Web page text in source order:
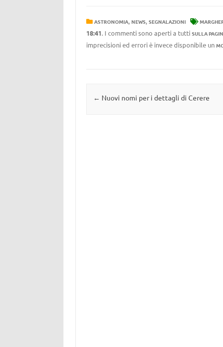
ASTRONOMIA, NEWS, SEGNALAZIONI
18:41. I commenti sono aperti a tutti SULLA
imprecisioni ed errori è invece disponibile un
Navigazione articolo
← Nuovi nomi per i dettagli di Cerere